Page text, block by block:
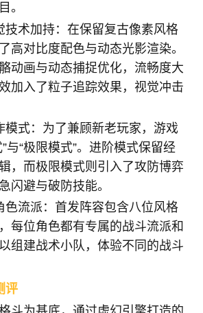
。
技术加持：在保留复古像素风格
高对比度配色与动态光影渲染。
动画与动态捕捉优化，流畅度大
加入了粒子追踪效果，视觉冲击
模式：为了兼顾新老玩家，游戏
与“极限模式”。进阶模式保留经
，而极限模式则引入了攻防博弈
闪避与破防技能。
色流派：首发阵容包含八位风格
每位角色都有专属的战斗流派和
组建战术小队，体验不同的战斗
评